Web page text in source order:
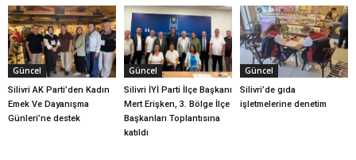
Güncel
Silivri AK Parti’den Kadın
Emek Ve Dayanışma
Günleri’ne destek
Güncel
Silivri İYİ Parti İlçe Başkanı
Mert Erişken, 3. Bölge İlçe
Başkanları Toplantısına
katıldı
Güncel
Silivri’de gıda
işletmelerine denetim